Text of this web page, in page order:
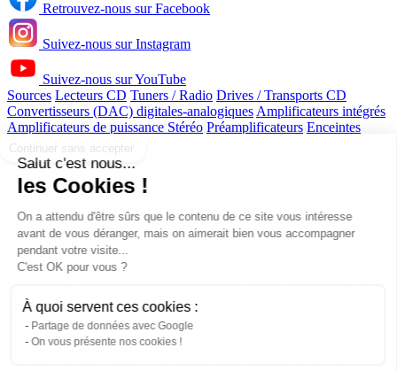
Retrouvez-nous sur Facebook
Suivez-nous sur Instagram
Suivez-nous sur YouTube
Sources Lecteurs CD Tuners / Radio Drives / Transports CD
Convertisseurs (DAC) digitales-analogiques Amplificateurs intégrés
Amplificateurs de puissance Stéréo Préamplificateurs Enceintes
Enceintes colonnes
Caissons de basses / Subwoofer
Préamplificateurs processeurs
cinéma
Lecteurs DVD, Blu-ray, UHD 4K
Ecrans de projection Télécommandes
Ensembles 5.1 Écouteurs intra-auriculaires Casques avec réducteur
de bruit Casques Hifi sans fils Meubles audio-vidéo Supports
plafonds et muraux pour projecteurs
Pieds de découplage Démagnétiseurs / Générateurs d'ondes /
réseau / Radio InternetAttaches murales pour enceintes
Amplis casques
Enceintes Centrales
Enceintes Surround Enceintes Encastrables
Câbles caisson de basses / subwoofer
Continuer sans accepter
Salut c'est nous...
les Cookies !
On a attendu d'être sûrs que le contenu de ce site vous intéresse
avant de vous déranger, mais on aimerait bien vous accompagner
pendant votre visite...
C'est OK pour vous ?
À quoi servent ces cookies :
Partage de données avec Google
On vous présente nos cookies !